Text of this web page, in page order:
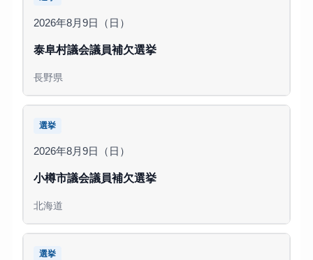
2026年8月9日（日）
泰阜村議会議員補欠選挙
長野県
選挙
2026年8月9日（日）
小樽市議会議員補欠選挙
北海道
選挙